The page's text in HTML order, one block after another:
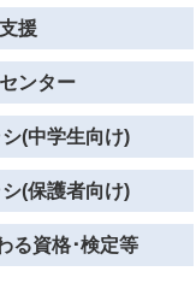
援
ンター
(中学生向け)
(保護者向け)
る資格･検定等